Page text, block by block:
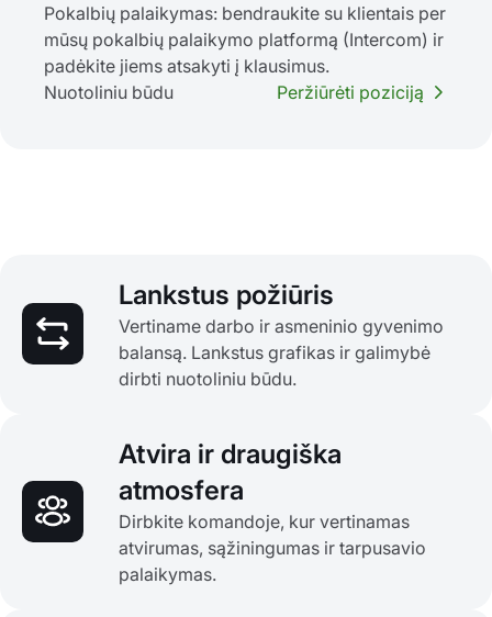
Pokalbių palaikymas: bendraukite su klientais per
mūsų pokalbių palaikymo platformą (Intercom) ir
padėkite jiems atsakyti į klausimus.
Nuotoliniu būdu
Peržiūrėti poziciją
Lankstus požiūris
Vertiname darbo ir asmeninio gyvenimo
balansą. Lankstus grafikas ir galimybė
dirbti nuotoliniu būdu.
Atvira ir draugiška
atmosfera
Dirbkite komandoje, kur vertinamas
atvirumas, sąžiningumas ir tarpusavio
palaikymas.